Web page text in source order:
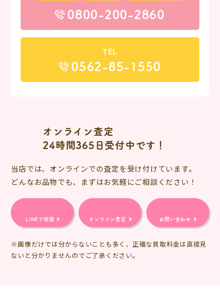
0800-200-2860
TEL
0562-85-1550
オンライン査定
24時間365日受付中です！
当店では、オンラインでの査定を受け付けています。
どんなお品物でも、まずはお気軽にご相談ください！
LINEで相談 オンライン査定 お問い合わせ
※画像だけでは分からないことも多く、正確な買取料金は直接見
ないと分かりませんのでご了承ください。